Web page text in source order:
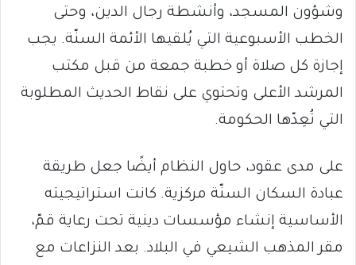
وشؤون المسجد، وأنشطة رجال الدين، وحتى
الخطب الأسبوعية التي يُلقيها الأئمة السنّة. يجب
إجازة كل صلاة أو خطبة جمعة من قبل مكتب
المرشد الأعلى وتحتوي على نقاط الحديث المطلوبة
التي تُعِدّها الحكومة.
على مدى عقود، حاول النظام أيضًا جعل طريقة
عبادة السكان السنّة مركزية. كانت استراتيجيته
الأساسية إنشاء مؤسسات دينية تحت رعاية قمّ،
مقر المذهب الشيعي في البلاد. بعد النزاعات مع